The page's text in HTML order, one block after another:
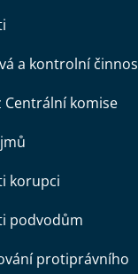
a kontrolní
Centrální komise
korupci
podvodům
protiprávního